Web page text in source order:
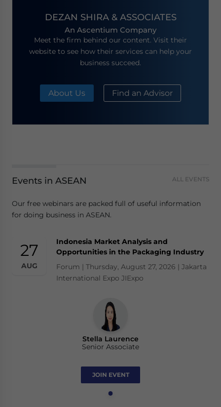
DEZAN SHIRA & ASSOCIATES
An Ascentium Company
Meet the firm behind our content. Visit their
website to see how their services can help your
business succeed.
About Us Find an Advisor
Events in ASEAN ALL EVENTS
Our free webinars are packed full of useful information
for doing business in ASEAN.
27
AUG
Indonesia Market Analysis and
Opportunities in the Packaging Industry
Forum | Thursday, August 27, 2026 | Jakarta
International Expo JIExpo
Stella Laurence
Senior Associate
JOIN EVENT